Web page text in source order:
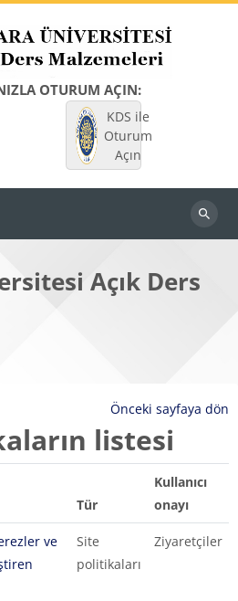
OTURUM AÇIN:
KDS ile
Oturum
Açın
Dersleri
Açık Ders
Önceki sayfaya dön
listesi
Tür
Kullanıcı
onayı
ve
Site
politikaları
Ziyaretçiler